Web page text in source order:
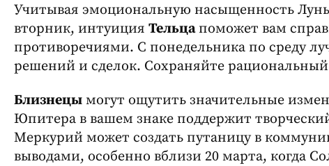
Учитывая эмоциональную насыщенность
вторник, интуиция Тельца поможет вам
противоречиями. С понедельника по среду
решений и сделок. Сохраняйте
Близнецы могут ощутить значительные
Юпитера в вашем знаке поддержит
Меркурий может создать путаницу в
выводами, особенно вблизи 20 марта, когда